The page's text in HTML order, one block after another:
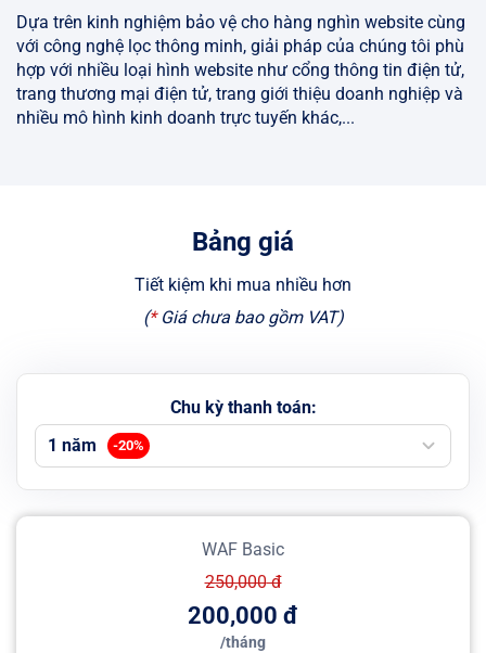
Dựa trên kinh nghiệm bảo vệ cho hàng nghìn website cùng
với công nghệ lọc thông minh, giải pháp của chúng tôi phù
hợp với nhiều loại hình website như cổng thông tin điện tử,
trang thương mại điện tử, trang giới thiệu doanh nghiệp và
nhiều mô hình kinh doanh trực tuyến khác,...
Bảng giá
Tiết kiệm khi mua nhiều hơn
(* Giá chưa bao gồm VAT)
Chu kỳ thanh toán:
1 năm
-20%
WAF Basic
250,000đ
200,000 đ
/tháng